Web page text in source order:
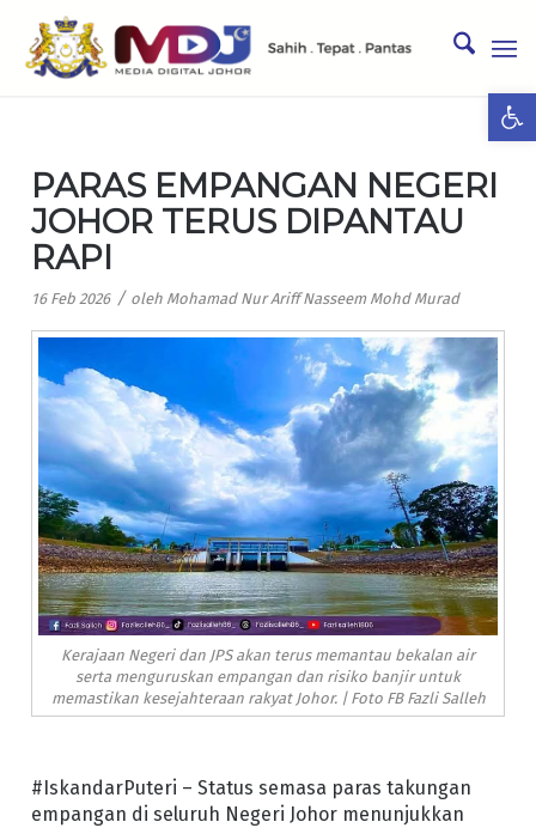
PARAS EMPANGAN NEGERI
JOHOR TERUS DIPANTAU
RAPI
16 Feb 2026 / oleh Mohamad Nur Ariff Nasseem Mohd Murad
Kerajaan Negeri dan JPS akan terus memantau bekalan air
serta menguruskan empangan dan risiko banjir untuk
memastikan kesejahteraan rakyat Johor. | Foto FB Fazli Salleh
#IskandarPuteri – Status semasa paras takungan
empangan di seluruh Negeri Johor menunjukkan